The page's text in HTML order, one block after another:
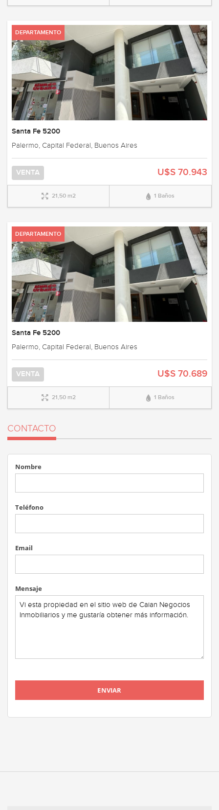
DEPARTAMENTO
Santa Fe 5200
Palermo, Capital Federal, Buenos Aires
VENTA U$S 70.943
21,50 m2 1 Baños
DEPARTAMENTO
Santa Fe 5200
Palermo, Capital Federal, Buenos Aires
VENTA U$S 70.689
21,50 m2 1 Baños
CONTACTO
Nombre
Teléfono
Email
Mensaje